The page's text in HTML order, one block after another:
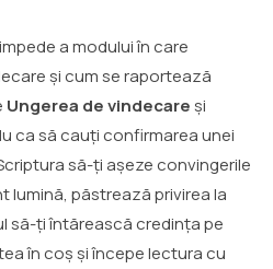
a modului în care
și cum se raportează
Ungerea de vindecareși
ca să cauți confirmarea unei
să-ți așeze convingerile
lumină, păstrează privirea la
să-ți întărească credința pe
în coș și începe lectura cu